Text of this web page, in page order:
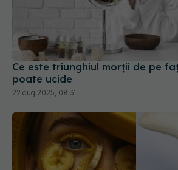
Ce este triunghiul morții de pe
poate ucide
22 aug 2025, 08:31